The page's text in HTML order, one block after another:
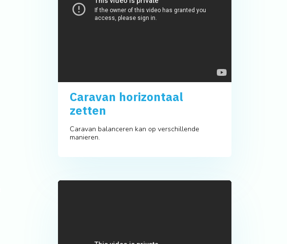
Caravan horizontaal
zetten
Caravan balanceren kan op verschillende
manieren.